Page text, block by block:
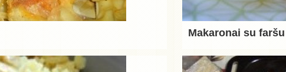
Makaronai su faršu